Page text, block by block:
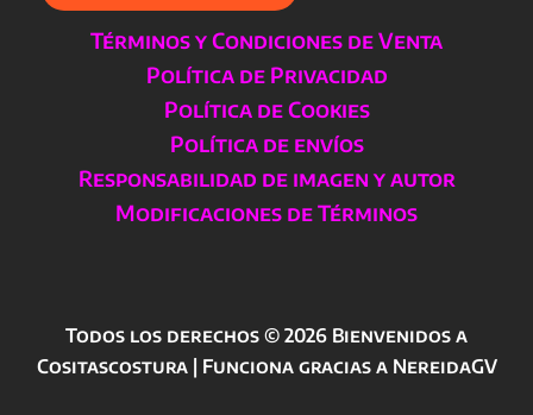
Términos y Condiciones de Venta
Política de Privacidad
Política de Cookies
Política de envíos
Responsabilidad de imagen y autor
Modificaciones de Términos
Todos los derechos © 2026 Bienvenidos a
Cositascostura | Funciona gracias a NereidaGV